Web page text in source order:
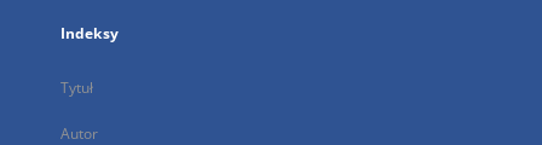
Indeksy
Tytuł
Autor